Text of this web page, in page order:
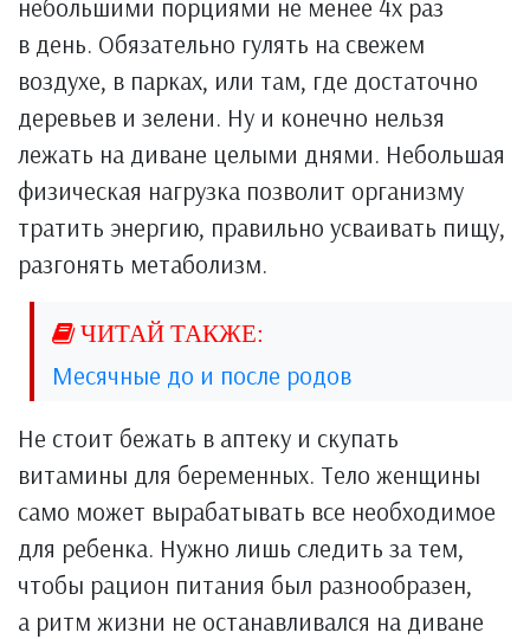
небольшими порциями не менее 4х раз
в день. Обязательно гулять на свежем
воздухе, в парках, или там, где достаточно
деревьев и зелени. Ну и конечно нельзя
лежать на диване целыми днями. Небольшая
физическая нагрузка позволит организму
тратить энергию, правильно усваивать пищу,
разгонять метаболизм.
Месячные до и после родов
Не стоит бежать в аптеку и скупать
витамины для беременных. Тело женщины
само может вырабатывать все необходимое
для ребенка. Нужно лишь следить за тем,
чтобы рацион питания был разнообразен,
а ритм жизни не останавливался на диване